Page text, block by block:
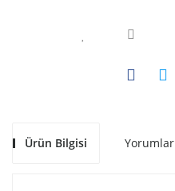
Ürün Bilgisi Yorumlar